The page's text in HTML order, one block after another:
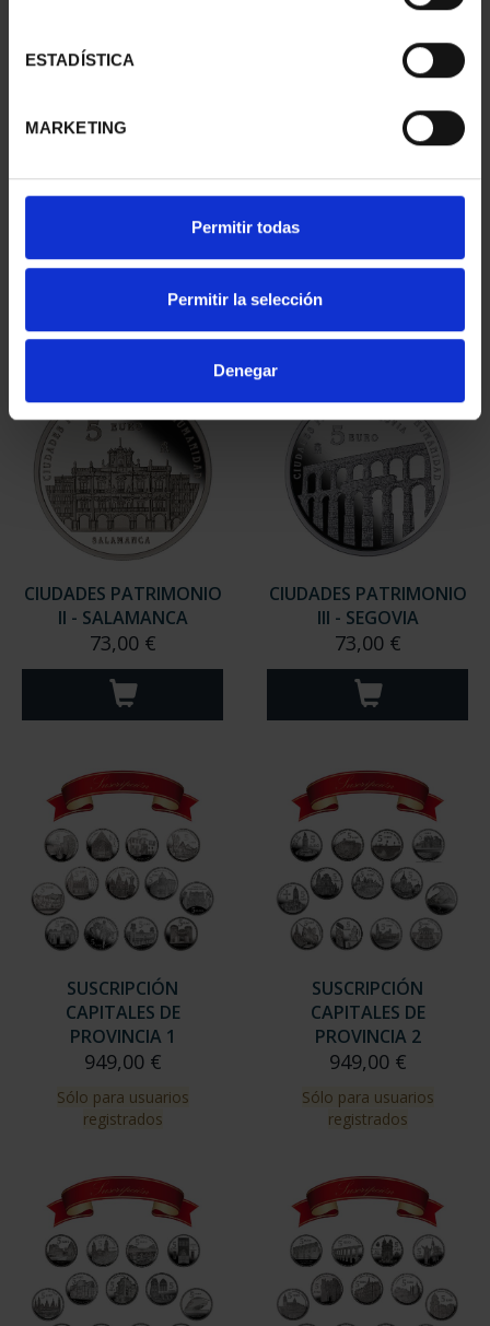
ESTADÍSTICA
MARKETING
Permitir todas
Permitir la selección
Denegar
CAPITALES ESPAÑOLAS
CIUDADES PATRIMONIO
CIUDADES PATRIMONIO
II - SALAMANCA
73,00 €
CIUDADES PATRIMONIO
III - SEGOVIA
73,00 €
SUSCRIPCIÓN
CAPITALES DE
PROVINCIA 1
949,00 €
Sólo para usuarios
registrados
SUSCRIPCIÓN
CAPITALES DE
PROVINCIA 2
949,00 €
Sólo para usuarios
registrados